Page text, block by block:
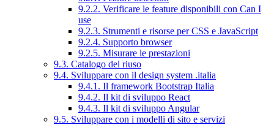
9.2.2. Verificare le feature disponibili con Can I
use
9.2.3. Strumenti e risorse per CSS e JavaScript
9.2.4. Supporto browser
9.2.5. Misurare le prestazioni
9.3. Catalogo del riuso
9.4. Sviluppare con il design system .italia
9.4.1. Il framework Bootstrap Italia
9.4.2. Il kit di sviluppo React
9.4.3. Il kit di sviluppo Angular
9.5. Sviluppare con i modelli di sito e servizi